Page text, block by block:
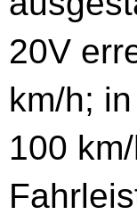
20V
km/h;
100